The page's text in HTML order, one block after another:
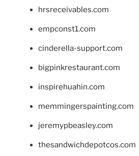
hrsreceivables.com
empconst1.com
cinderella-support.com
bigpinkrestaurant.com
inspirehuahin.com
memmingerspainting.com
jeremypbeasley.com
thesandwichdepotcos.com